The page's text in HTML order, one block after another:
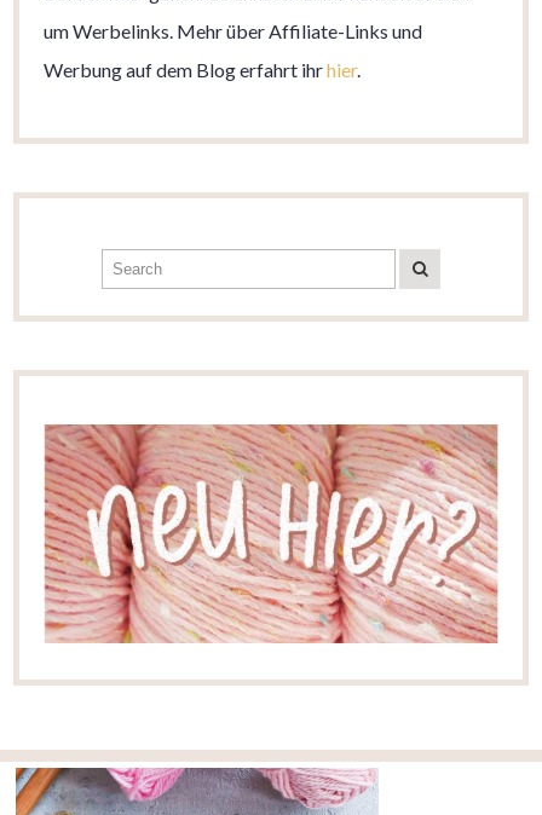
um Werbelinks. Mehr über Affiliate-Links und
Werbung auf dem Blog erfahrt ihrhier.